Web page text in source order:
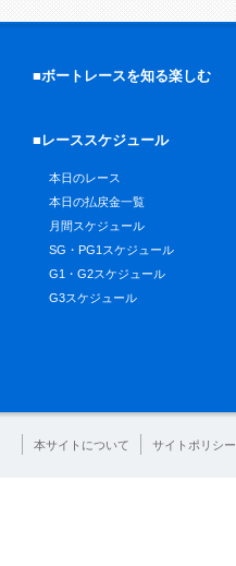
■ボートレースを知る楽しむ
■レーススケジュール
本日のレース
本日の払戻金一覧
月間スケジュール
SG・PG1スケジュール
G1・G2スケジュール
G3スケジュール
本サイトについて サイトポリシー